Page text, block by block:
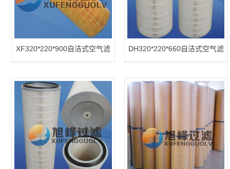
XF320*220*900自洁式空气滤
DH320*220*660自洁式空气滤